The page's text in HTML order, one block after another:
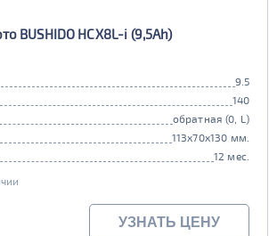
BUSHIDO HCX8L-i (9,5Ah)
9.5
140
обратная (0, L)
113x70x130 мм.
12 мес.
УЗНАТЬ ЦЕНУ